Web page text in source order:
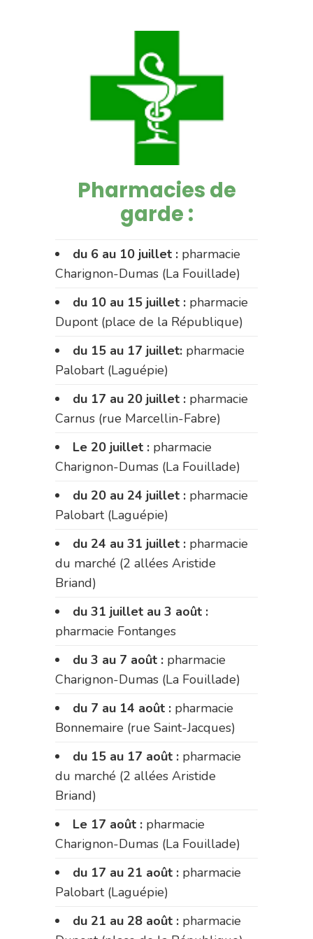
Pharmacies de
garde :
du 6 au 10 juillet : pharmacie
Charignon-Dumas (La Fouillade)
du 10 au 15 juillet : pharmacie
Dupont (place de la République)
du 15 au 17 juillet: pharmacie
Palobart (Laguépie)
du 17 au 20 juillet : pharmacie
Carnus (rue Marcellin-Fabre)
Le 20 juillet : pharmacie
Charignon-Dumas (La Fouillade)
du 20 au 24 juillet : pharmacie
Palobart (Laguépie)
du 24 au 31 juillet : pharmacie
du marché (2 allées Aristide
Briand)
du 31 juillet au 3 août :
pharmacie Fontanges
du 3 au 7 août : pharmacie
Charignon-Dumas (La Fouillade)
du 7 au 14 août : pharmacie
Bonnemaire (rue Saint-Jacques)
du 15 au 17 août : pharmacie
du marché (2 allées Aristide
Briand)
Le 17 août : pharmacie
Charignon-Dumas (La Fouillade)
du 17 au 21 août : pharmacie
Palobart (Laguépie)
du 21 au 28 août : pharmacie